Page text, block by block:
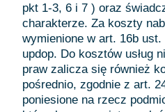
pkt 1-3, 6 i 7 ) oraz
charakterze. Za koszty
wymienione w art. 16b ust.
updop. Do kosztów usług
praw zalicza się również
pośrednio, zgodnie z art.
poniesione na rzecz